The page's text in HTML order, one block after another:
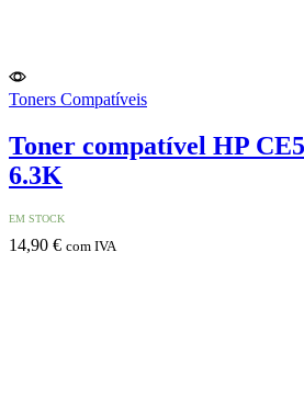
Toners Compatíveis
Toner compatível HP
6.3K
EM STOCK
14,90 € com IVA